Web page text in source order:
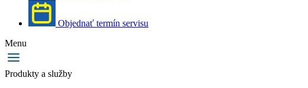
Objednať termín servisu
Menu
Produkty a služby